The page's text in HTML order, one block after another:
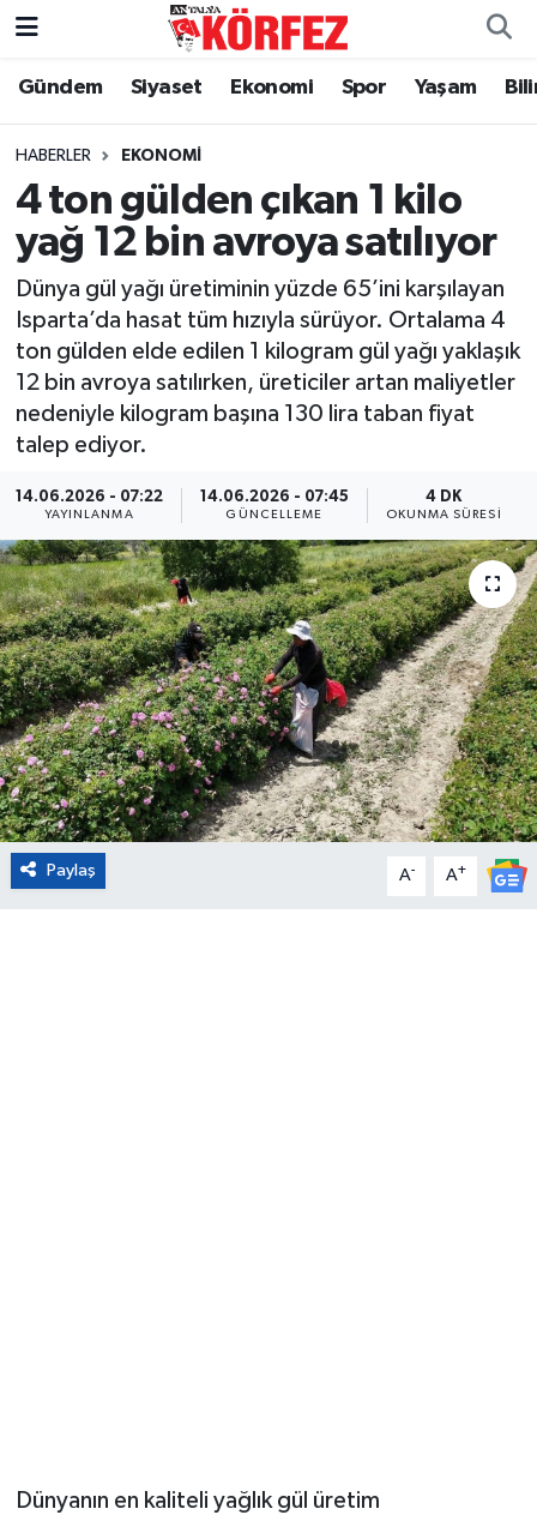
Gündem Siyaset Ekonomi Spor Yaşam
HABERLER EKONOMI
4 ton gülden çıkan 1 kilo
yağ 12 bin avroya satılıyor
Dünya gül yağı üretiminin yüzde 65’ini karşılayan
Isparta’da hasat tüm hızıyla sürüyor. Ortalama 4
ton gülden elde edilen 1 kilogram gül yağı yaklaşık
12 bin avroya satılırken, üreticiler artan maliyetler
nedeniyle kilogram başına 130 lira taban fiyat
talep ediyor.
14.06.2026 - 07:22
YAYINLANMA
14.06.2026 - 07:45
GÜNCELLEME
4 DK
OKUNMA SÜRESI
Paylaş A- A+
Dünyanın en kaliteli yağlık gül üretim
Gündem
Siyaset
Yerel Yönetim
Yaşam
Asayiş
Dünya
Eğitim
Sağlık
Magazin
Turizm
Çevre
Kültür ve Sanat
Nöbetçi Eczaneler
Hava Durumu
Trafik Durumu
Son Dakika Haberleri
Haber Arşivi